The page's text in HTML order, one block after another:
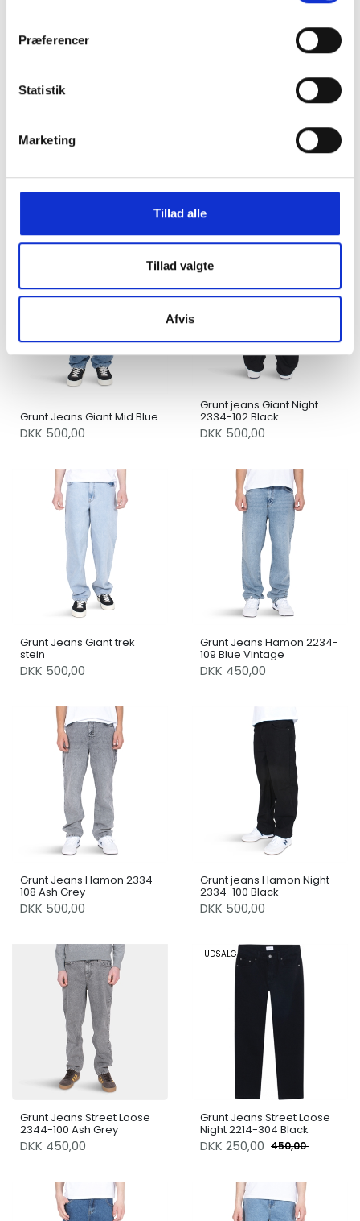
Præferencer
Statistik
Marketing
Tillad alle
Tillad valgte
Afvis
Melange
DKK150,00300,00
Dark Blue
DKK 500,00
Grunt Jeans Giant Mid Blue
DKK 500,00
Grunt jeans Giant Night
2334-102 Black
DKK 500,00
Grunt Jeans Giant trek
stein
DKK 500,00
Grunt Jeans Hamon 2234-
109 Blue Vintage
DKK 450,00
Grunt Jeans Hamon 2334-
108 Ash Grey
DKK 500,00
Grunt jeans Hamon Night
2334-100 Black
DKK 500,00
Grunt Jeans Street Loose
2344-100 Ash Grey
DKK 450,00
UDSALG
Grunt Jeans Street Loose
Night 2214-304 Black
DKK 250,00 450,00